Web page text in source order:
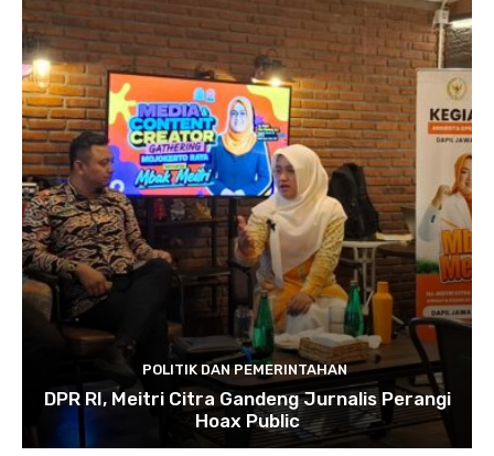
POLITIK DAN PEMERINTAHAN
DPR RI, Meitri Citra Gandeng Jurnalis Perangi
Hoax Public